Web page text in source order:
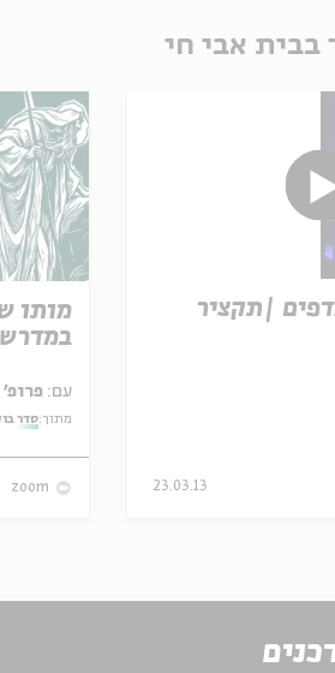
בבית אבי חי
|תקציר
23.03.13
מותו
עם: פרופ' אביגדור שנאן
מתוך:סדר
zoom